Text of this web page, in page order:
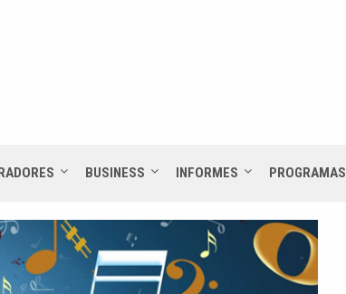
BUSINESS INFORMES PROGRAMAS